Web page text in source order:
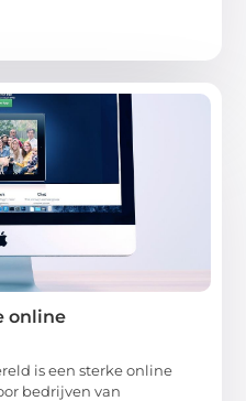
online
is een sterke online
bedrijven van